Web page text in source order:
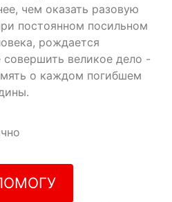
чем оказать разовую
постоянном посильном
рождается
великое дело -
о каждом погибшем